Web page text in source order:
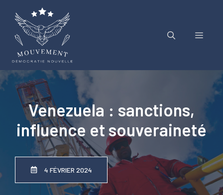
contenu
Menu
Venezuela : sanctions,
influence et souveraineté
4 FÉVRIER 2024